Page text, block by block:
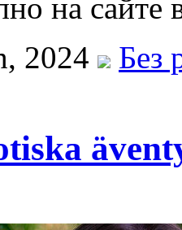
на
2024
Без